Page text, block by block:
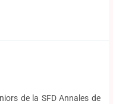
de la SFD Annales de